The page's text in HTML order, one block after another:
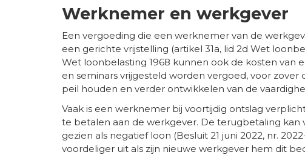
Werknemer en werkgever
Een vergoeding die een werknemer van de
een gerichte vrijstelling (artikel 31a, lid 2d Wet
Wet loonbelasting 1968 kunnen ook de kosten van
en seminars vrijgesteld worden vergoed, voor
peil houden en verder ontwikkelen van de
Vaak is een werknemer bij voortijdig ontslag
te betalen aan de werkgever. De terugbetaling kan
gezien als negatief loon (Besluit 21 juni 2022, nr.
voordeliger uit als zijn nieuwe werkgever hem dit